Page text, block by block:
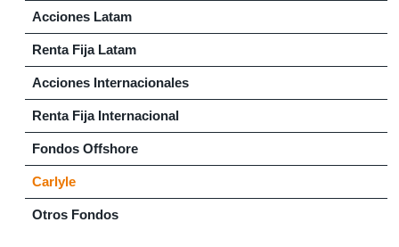
Acciones Latam
Renta Fija Latam
Acciones Internacionales
Renta Fija Internacional
Fondos Offshore
Carlyle
Otros Fondos